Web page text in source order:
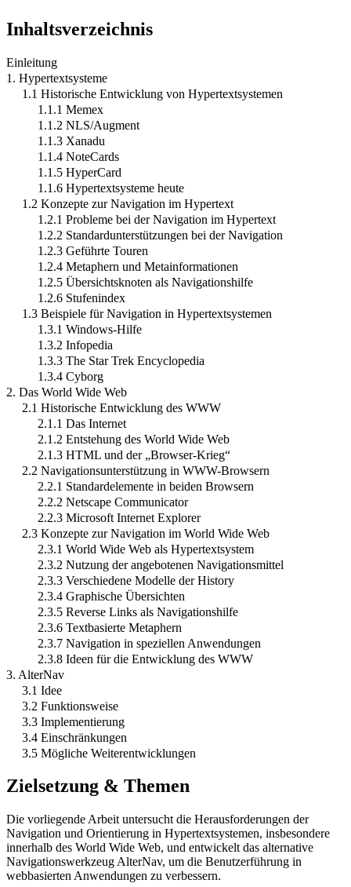
Inhaltsverzeichnis
Einleitung
1. Hypertextsysteme
1.1 Historische Entwicklung von Hypertextsystemen
1.1.1 Memex
1.1.2 NLS/Augment
1.1.3 Xanadu
1.1.4 NoteCards
1.1.5 HyperCard
1.1.6 Hypertextsysteme heute
1.2 Konzepte zur Navigation im Hypertext
1.2.1 Probleme bei der Navigation im Hypertext
1.2.2 Standardunterstützungen bei der Navigation
1.2.3 Geführte Touren
1.2.4 Metaphern und Metainformationen
1.2.5 Übersichtsknoten als Navigationshilfe
1.2.6 Stufenindex
1.3 Beispiele für Navigation in Hypertextsystemen
1.3.1 Windows-Hilfe
1.3.2 Infopedia
1.3.3 The Star Trek Encyclopedia
1.3.4 Cyborg
2. Das World Wide Web
2.1 Historische Entwicklung des WWW
2.1.1 Das Internet
2.1.2 Entstehung des World Wide Web
2.1.3 HTML und der „Browser-Krieg“
2.2 Navigationsunterstützung in WWW-Browsern
2.2.1 Standardelemente in beiden Browsern
2.2.2 Netscape Communicator
2.2.3 Microsoft Internet Explorer
2.3 Konzepte zur Navigation im World Wide Web
2.3.1 World Wide Web als Hypertextsystem
2.3.2 Nutzung der angebotenen Navigationsmittel
2.3.3 Verschiedene Modelle der History
2.3.4 Graphische Übersichten
2.3.5 Reverse Links als Navigationshilfe
2.3.6 Textbasierte Metaphern
2.3.7 Navigation in speziellen Anwendungen
2.3.8 Ideen für die Entwicklung des WWW
3. AlterNav
3.1 Idee
3.2 Funktionsweise
3.3 Implementierung
3.4 Einschränkungen
3.5 Mögliche Weiterentwicklungen
Zielsetzung & Themen
Die vorliegende Arbeit untersucht die Herausforderungen der
Navigation und Orientierung in Hypertextsystemen, insbesondere
innerhalb des World Wide Web, und entwickelt das alternative
Navigationswerkzeug AlterNav, um die Benutzerführung in
webbasierten Anwendungen zu verbessern.